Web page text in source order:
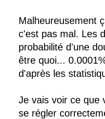
Malheureusement
c'est pas mal. Les
probabilité d'une
être quoi...
d'après les
Je vais voir ce que
se régler